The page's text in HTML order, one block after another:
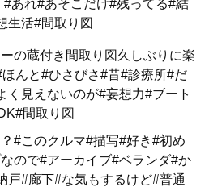
#あれ#あそこだけ#残ってる#結
生活#間取り図
の蔵付き間取り図久しぶりに楽
ほんと#ひさびさ#昔#診療所#だ
く見えないのが#妄想力#ブート
間取り図
#このクルマ#描写#好き#初め
ので#アーカイブ#ベランダ#か
戸#廊下#な気もするけど#普通